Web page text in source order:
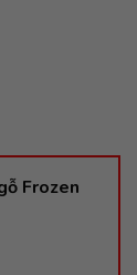
Frozen